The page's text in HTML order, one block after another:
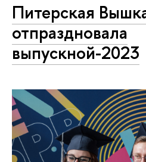
Питерская
отпраздновала
выпускной-2023